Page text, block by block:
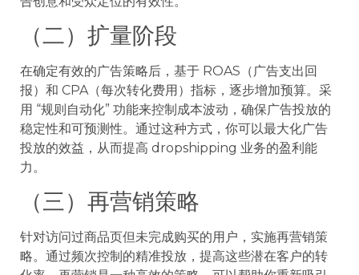
（二）扩量阶段
在确定有效的广告策略后，基于 ROAS（广告支出回
报）和 CPA（每次转化费用）指标，逐步增加预算。采
用 “规则自动化” 功能来控制成本波动，确保广告投放的
稳定性和可预测性。通过这种方式，你可以最大化广告
投放的效益，从而提高 dropshipping 业务的盈利能
力。
（三）再营销策略
针对访问过商品页但未完成购买的用户，实施再营销策
略。通过频次控制的精准投放，提高这些潜在客户的转